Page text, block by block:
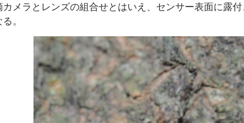
カメラとレンズの組合せとはいえ、センサー表面に露
。